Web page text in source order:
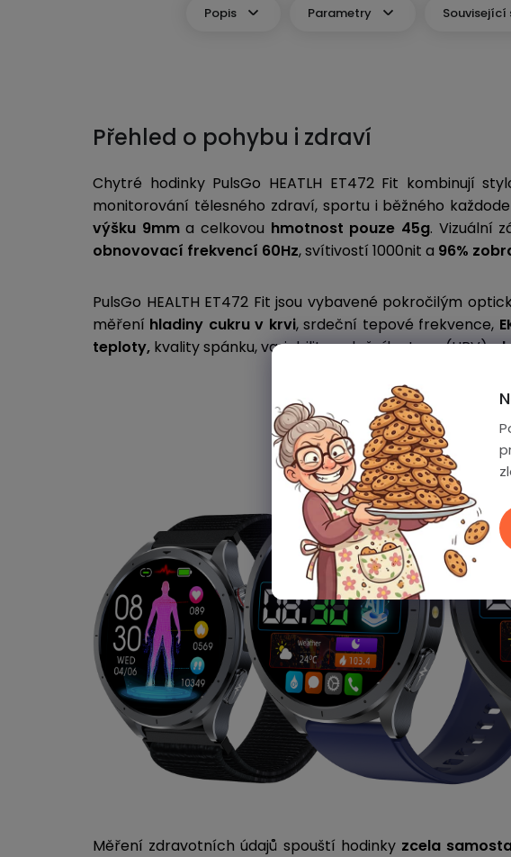
Popis Parametry
Přehled o pohybu i zdraví
Chytré hodinky PulsGo HEATLH ET472 Fit kombinují
monitorování tělesného zdraví, sportu i běžného
výšku 9mma celkovou hmotnost pouze 45g. Vizuální
obnovovací frekvencí 60Hz, svítivostí 1000nit a 96%
PulsGo HEALTH ET472 Fit jsou vybavené pokročilým
měření hladiny cukru v krvi, srdeční tepové frekvence,
teploty, kvality spánku, variability srdečního tepu (HRV),
Měření zdravotních údajů spouští hodinky zcela